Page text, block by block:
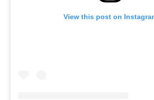
View this post on